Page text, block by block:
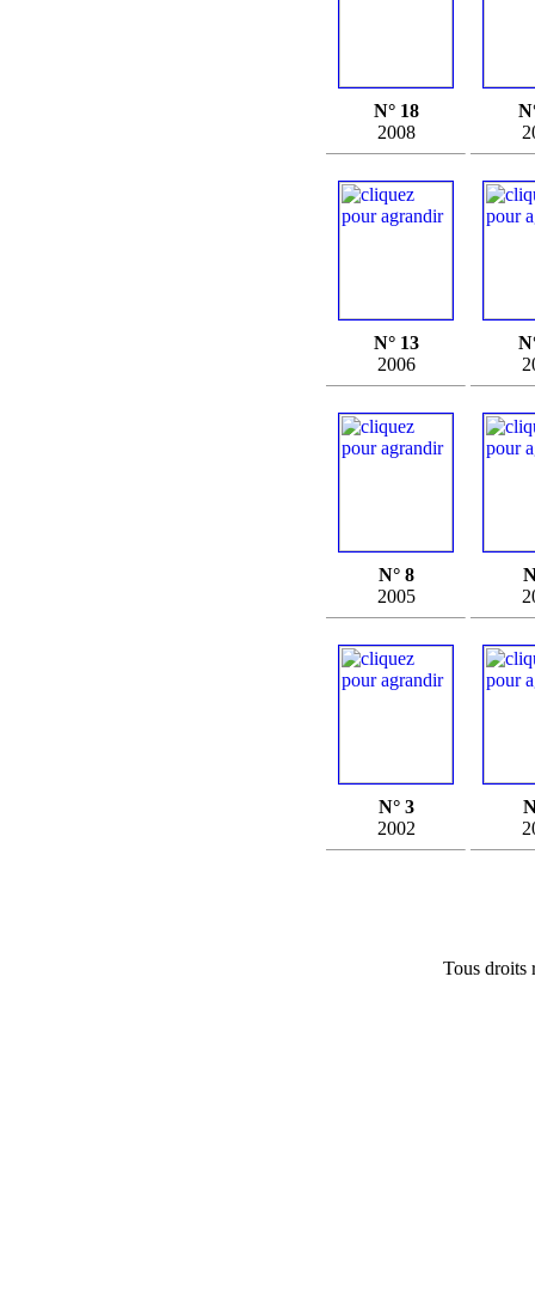
N° 18
2008
N° 13
2006
N° 8
2005
N° 3
2002
Tous droits